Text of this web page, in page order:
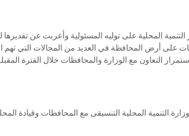
التنمية المحلية على توليه المسئولية وأعربت عن
على أرض المحافظة في العديد من المجالات التي تهم
وزارة التنمية المحلية التنسيقى مع المحافظات وقيادة